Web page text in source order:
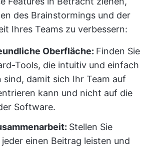
des Brainstormings und der
Ihres Teams zu verbessern:
Oberfläche: Finden Sie
Tools, die intuitiv und einfach
sind, damit sich Ihr Team auf
kann und nicht auf die
Software.
Stellen Sie
jeder einen Beitrag leisten und